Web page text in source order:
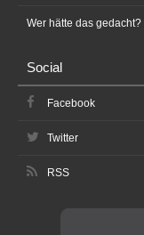
Wer hätte das gedacht?
Social
Facebook
Twitter
RSS